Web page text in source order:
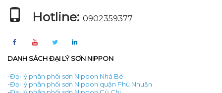
Hotline: 0902359377
DANH SÁCH ĐẠI LÝ SƠN NIPPON
-Đại lý phân phối sơn Nippon Nhà Bè
-Đại lý phân phối sơn Nippon quận Phú Nhuận